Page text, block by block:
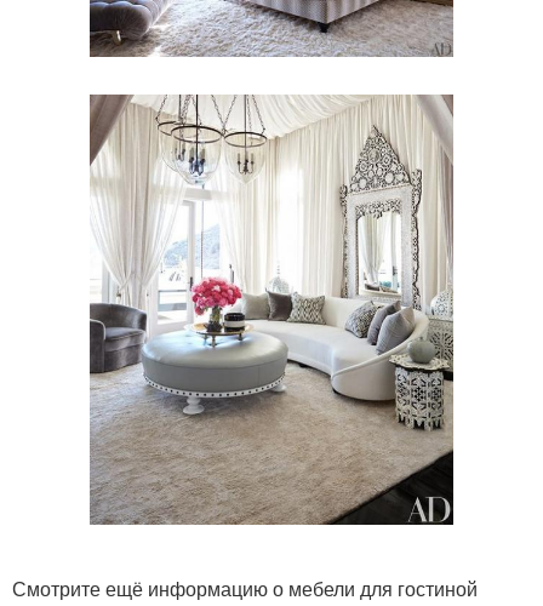
Смотрите ещё информацию о мебели для гостиной